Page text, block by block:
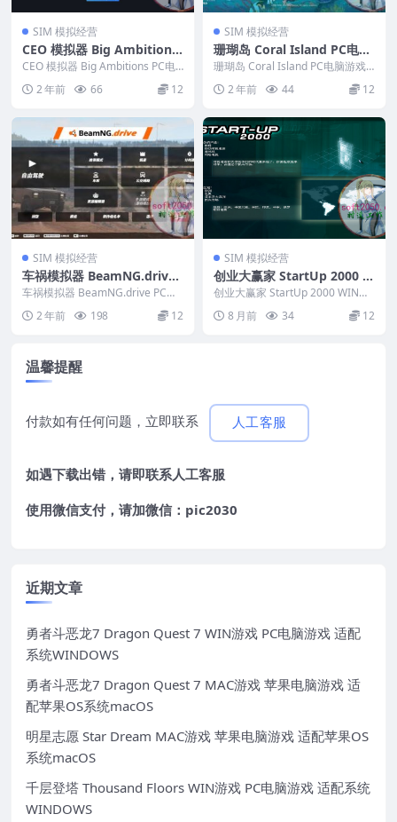
SIM 模拟经营
CEO 模拟器 Big Ambitions
PC电脑游戏 适用WIN11 WI
N10
CEO 模拟器 Big Ambitions PC电
2 年前 66 12
SIM 模拟经营
珊瑚岛 Coral Island PC电脑
游戏 适用WIN11 WIN10
珊瑚岛 Coral Island PC电脑游戏
2 年前 44 12
SIM 模拟经营
车祸模拟器 BeamNG.drive
PC电脑游戏 适用WIN11 WI
N10
车祸模拟器 BeamNG.drive PC电
2 年前 198 12
SIM 模拟经营
创业大赢家 StartUp 2000 W
IN游戏 PC电脑游戏 适配系统
WIN10 WIN11
创业大赢家 StartUp 2000 WIN游
戏 PC电脑游戏 适配系统WIN1...
8 月前 34 12
温馨提醒
付款如有任何问题，立即联系 人工客服
如遇下载出错，请即联系人工客服
使用微信支付，请加微信：pic2030
近期文章
勇者斗恶龙7 Dragon Quest 7 WIN游戏 PC电脑游戏 适配
系统WINDOWS
勇者斗恶龙7 Dragon Quest 7 MAC游戏 苹果电脑游戏 适
配苹果OS系统macOS
明星志愿 Star Dream MAC游戏 苹果电脑游戏 适配苹果OS
系统macOS
千层登塔 Thousand Floors WIN游戏 PC电脑游戏 适配系统
WINDOWS